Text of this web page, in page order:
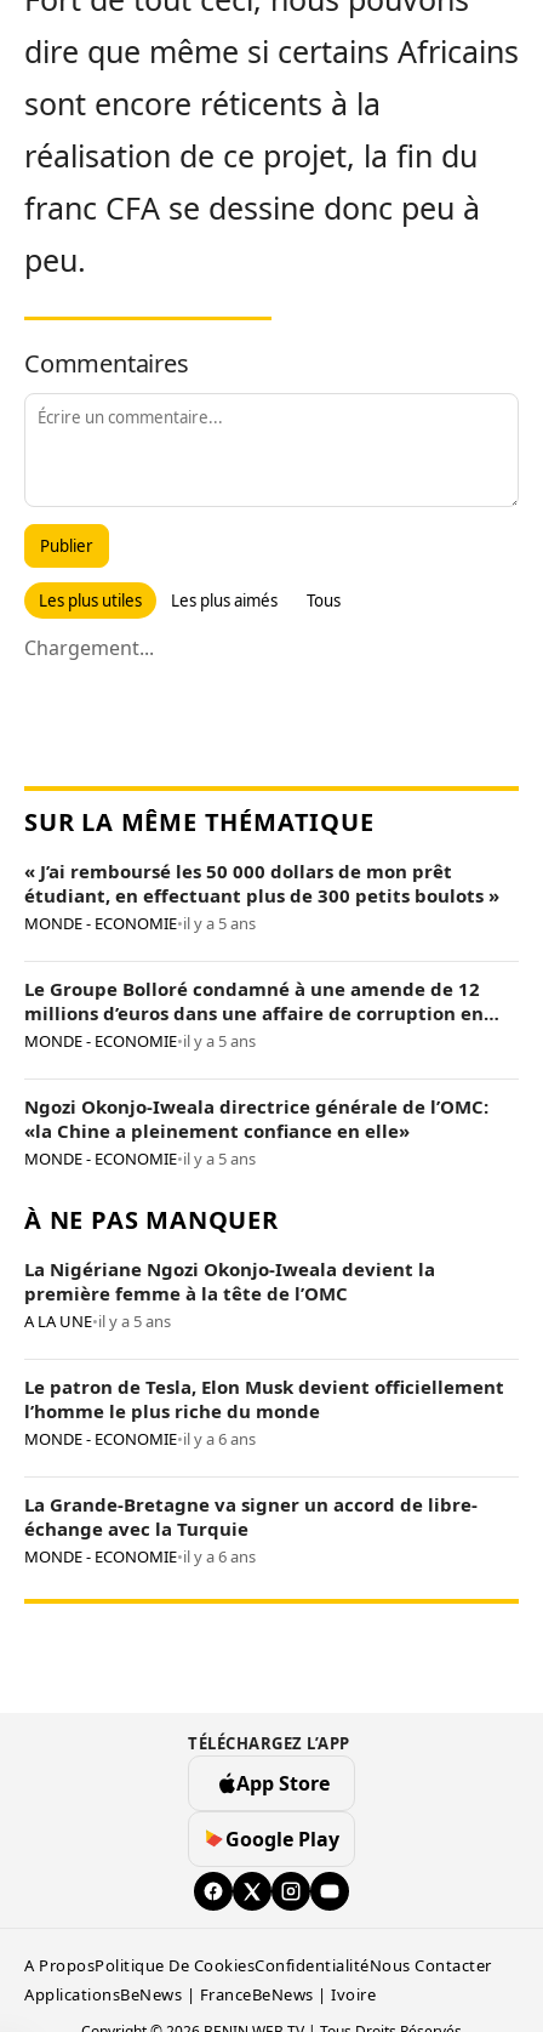
dire que même si certains Africains
sont encore réticents à la
réalisation de ce projet, la fin du
franc CFA se dessine donc peu à
peu.
Commentaires
Publier
Les plus utiles Les plus aimés Tous
Chargement...
SUR LA MÊME THÉMATIQUE
« J’ai remboursé les 50 000 dollars de mon prêt
étudiant, en effectuant plus de 300 petits boulots »
MONDE - ECONOMIE•il y a 5 ans
Le Groupe Bolloré condamné à une amende de 12
millions d’euros dans une affaire de corruption en
Afrique
MONDE - ECONOMIE•il y a 5 ans
Ngozi Okonjo-Iweala directrice générale de l’OMC:
«la Chine a pleinement confiance en elle»
MONDE - ECONOMIE•il y a 5 ans
À NE PAS MANQUER
La Nigériane Ngozi Okonjo-Iweala devient la
première femme à la tête de l’OMC
A LA UNE•il y a 5 ans
Le patron de Tesla, Elon Musk devient officiellement
l’homme le plus riche du monde
MONDE - ECONOMIE•il y a 6 ans
La Grande-Bretagne va signer un accord de libre-
échange avec la Turquie
MONDE - ECONOMIE•il y a 6 ans
TÉLÉCHARGEZ L’APP
App Store
Google Play
A ProposPolitique De CookiesConfidentialitéNous Contacter
ApplicationsBeNews | FranceBeNews | Ivoire